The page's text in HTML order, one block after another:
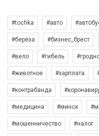
#tochka #авто
#берёза #бизнес_брест
#вело #гибель
#животное #зарплата
#контрабанда
#медицина #минск
#мошенничество #налог